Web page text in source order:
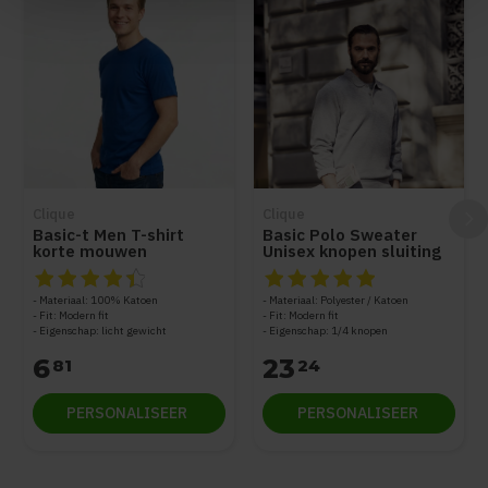
Basic-t Men T-shirt
korte mouwen
De beoordeling van dit product is 4.5 van de 5
Materiaal: 100% Katoen
Fit: Modern fit
Eigenschap: licht gewicht
681
PERSONALISEER
Basic Polo Sweater
Unisex knopen sluiting
De beoordeling van dit
Materiaal: Polyester / Katoen
Fit: Modern fit
Eigenschap: 1/4 knopen
23 24
PERSONALISEER